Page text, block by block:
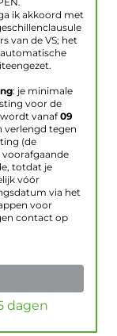
ik akkoord met
van de VS; het
: je minimale
voor de
vanaf09
verlengd tegen
(de
totdat je
vóór
via het
voor
contact op
dagen